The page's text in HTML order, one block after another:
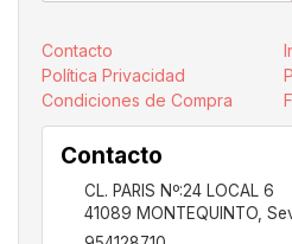
Contacto
Política Privacidad
Condiciones de Compra
Contacto
CL. PARIS Nº:24 LOCAL 6
41089 MONTEQUINTO